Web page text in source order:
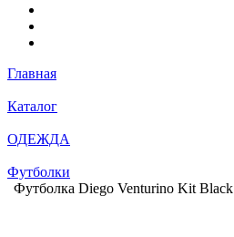
Главная
Каталог
ОДЕЖДА
Футболки
Футболка Diego Venturino Kit Black